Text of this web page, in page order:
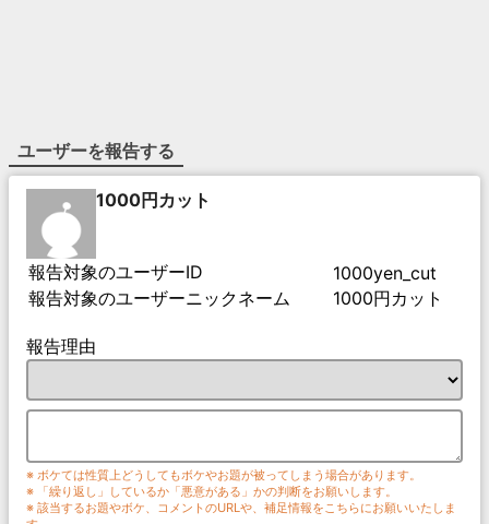
ユーザーを報告する
1000円カット
報告対象のユーザーID
1000yen_cut
報告対象のユーザーニックネーム
1000円カット
報告理由
※ ボケては性質上どうしてもボケやお題が被ってしまう場合があります。
※ 「繰り返し」しているか「悪意がある」かの判断をお願いします。
※ 該当するお題やボケ、コメントのURLや、補足情報をこちらにお願いいたしま